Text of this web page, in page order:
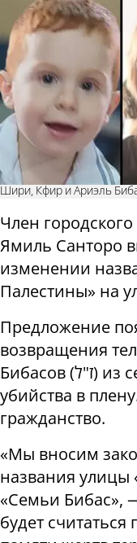
Шири, Кфир и Ариэль
Член
Ямиль Санторо
изменении
Палестины» на
Предложение
возвращения
Бибасов (ז"ל) из сектора Газы после их
убийства в
гражданство.
«Мы вносим
названия улицы
«Семьи Бибас»,
будет